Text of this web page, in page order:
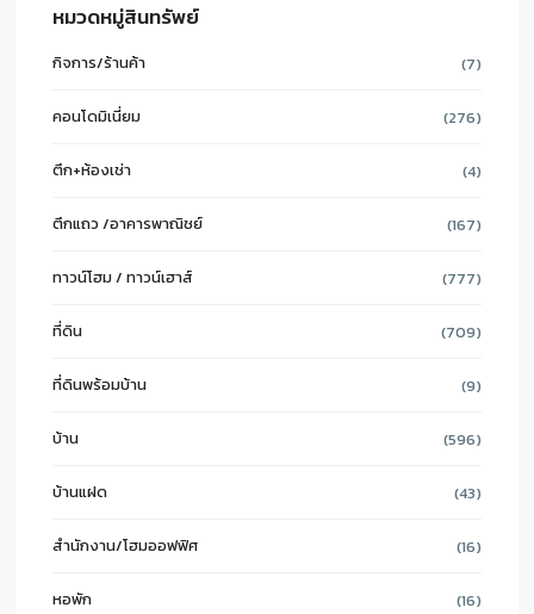
หมวดหมู่สินทรัพย์
กิจการ/ร้านค้า (7)
คอนโดมิเนี่ยม (276)
ตึก+ห้องเช่า (4)
ตึกแถว /อาคารพาณิชย์ (167)
ทาวน์โฮม / ทาวน์เฮาส์ (777)
ที่ดิน (709)
ที่ดินพร้อมบ้าน (9)
บ้าน (596)
บ้านแฝด (43)
สำนักงาน/โฮมออฟฟิศ (16)
หอพัก (16)